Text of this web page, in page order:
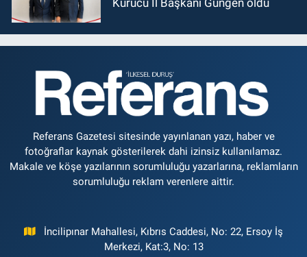
Kurucu İl Başkanı Güngen oldu
Referans Gazetesi sitesinde yayınlanan yazı, haber ve
fotoğraflar kaynak gösterilerek dahi izinsiz kullanılamaz.
Makale ve köşe yazılarının sorumluluğu yazarlarına, reklamların
sorumluluğu reklam verenlere aittir.
İncilipınar Mahallesi, Kıbrıs Caddesi, No: 22, Ersoy İş
Merkezi, Kat:3, No: 13